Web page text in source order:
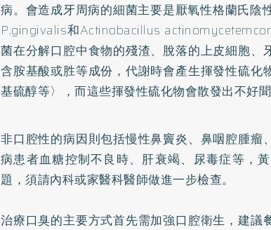
病。會造成牙周病的細菌主要是厭氧性格蘭氏陰
P.gingivalis和Actinobacillus
菌在分解口腔中食物的殘渣、脫落的上皮細胞、
含胺基酸或胜等成份，代謝時會產生揮發性硫化
基硫醇等〉，而這些揮發性硫化物會散發出不好
非口腔性的病因則包括慢性鼻竇炎、鼻咽腔腫瘤
病患者血糖控制不良時、肝衰竭、尿毒症等，
題，須請內科或家醫科醫師做進一步檢查。
治療口臭的主要方式首先需加強口腔衛生，建議